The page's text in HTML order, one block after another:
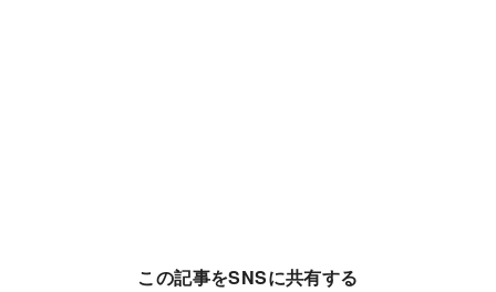
この記事をSNSに共有する